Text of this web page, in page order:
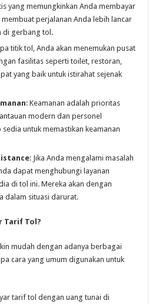
yang memungkinkan Anda membayar
perjalanan Anda lebih lancar
di gerbang tol.
titik tol, Anda akan menemukan pusat
fasilitas seperti toilet, restoran,
yang baik untuk istirahat sejenak
: Keamanan adalah prioritas
modern dan personel
untuk memastikan keamanan
: Jika Anda mengalami masalah
dapat menghubungi layanan
di tol ini. Mereka akan dengan
dalam situasi darurat.
Tarif Tol?
mudah dengan adanya berbagai
cara yang umum digunakan untuk
tarif tol dengan uang tunai di